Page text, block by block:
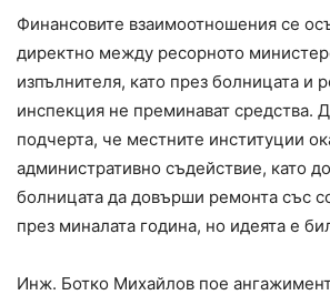
Финансовите взаимоотношения се
директно между ресорното
изпълнителя, като през болницата и
инспекция не преминават средства.
подчерта, че местните институции
административно съдействие, като
болницата да довърши ремонта със
през миналата година, но идеята е
Инж. Ботко Михайлов пое